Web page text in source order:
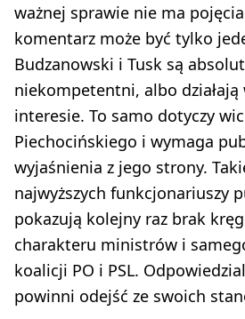
ważnej sprawie nie ma
komentarz może być tylko
Budzanowski i Tusk są
niekompetentni, albo
interesie. To samo dotyczy
Piechocińskiego i wymaga
wyjaśnienia z jego strony.
najwyższych funkcjonariuszy
pokazują kolejny raz brak
charakteru ministrów i
koalicji PO i PSL.
powinni odejść ze swoich